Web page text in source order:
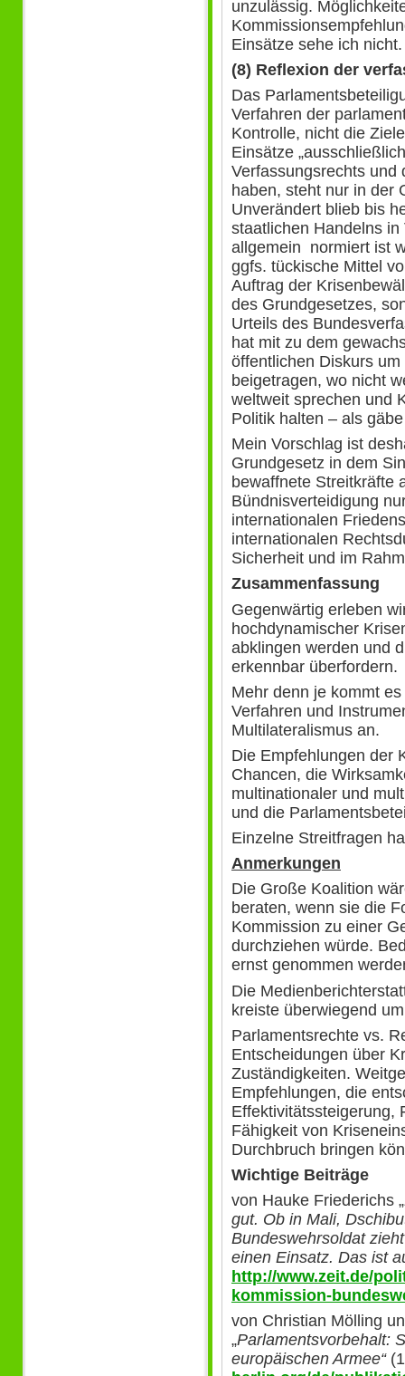
unzulässig.
Einsätze sehe ich nicht.
(8) Reflexion der
Das
Verfahren der
Kontrolle, nicht die
Einsätze
Verfassungsrechts und
haben, steht nur in der
Unverändert blieb bis
staatlichen Handelns
allgemein normiert ist
ggfs. tückische Mittel
Auftrag der
des Grundgesetzes,
Urteils des
hat mit zu dem
öffentlichen Diskurs
beigetragen, wo nicht
weltweit sprechen und
Politik halten – als
Mein Vorschlag ist
Grundgesetz in dem
bewaffnete Streitkräfte
Bündnisverteidigung
internationalen
internationalen
Sicherheit und im
Zusammenfassung
Gegenwärtig erleben
hochdynamischer
abklingen werden und
erkennbar überfordern.
Mehr denn je kommt
Verfahren und
Multilateralismus an.
Die Empfehlungen der
Chancen, die
multinationaler und
und die
Einzelne Streitfragen
Anmerkungen
Die Große Koalition
beraten, wenn sie die
Kommission zu einer
durchziehen würde.
ernst genommen
Die
kreiste überwiegend um
Parlamentsrechte vs.
Entscheidungen über
Zuständigkeiten.
Empfehlungen, die
Effektivitätssteigerung,
Fähigkeit von
Durchbruch bringen
Wichtige Beiträge
von Hauke Friederichs „
gut. Ob in Mali,
Bundeswehrsoldat
einen Einsatz. Das ist
http://www.zeit.de/
kommission-
von Christian Mölling
„Parlamentsvorbehalt:
europäischen Armee“